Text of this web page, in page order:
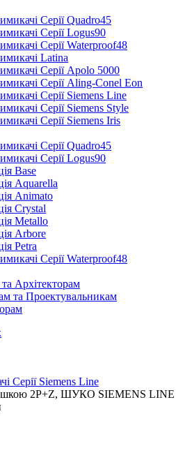
Серії Quadro45
Серії Logus90
Серії Waterproof48
Latina
Серії Apolo 5000
Серії Aling-Conel Eon
Серії Siemens Line
Серії Siemens Style
Серії Siemens Iris
Серії Quadro45
Серії Logus90
Base
Aquarella
Animato
Crystal
Metallo
Arbore
Petra
Серії Waterproof48
Архітекторам
та Проектувальникам
Серії Siemens Line
2P+Z, ШУКО SIEMENS LINE